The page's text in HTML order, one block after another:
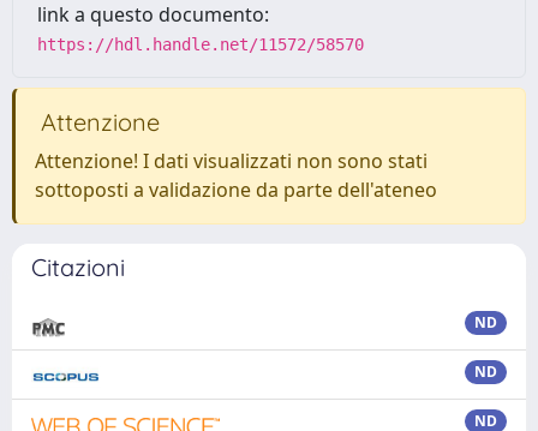
link a questo documento:
https://hdl.handle.net/11572/58570
Attenzione
Attenzione! I dati visualizzati non sono stati
sottoposti a validazione da parte dell'ateneo
Citazioni
ND
ND
ND